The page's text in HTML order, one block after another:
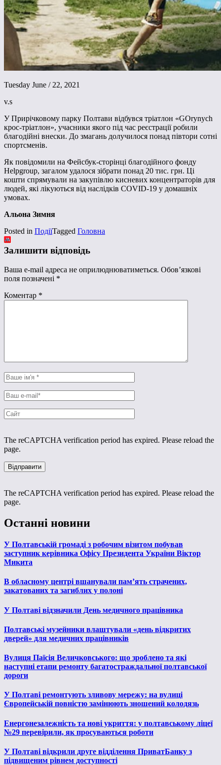
Tuesday June / 22, 2021
v.s
У Прирічковому парку Полтави відбувся тріатлон «GOrynych
крос-тріатлон», учасники якого під час реєстрації робили
благодійні внески. До змагань долучилося понад півтори сотні
спортсменів.
Як повідомили на Фейсбук-сторінці благодійного фонду
Helpgroup, загалом удалося зібрати понад 20 тис. грн. Ці
кошти спрямували на закупівлю кисневих концентраторів для
людей, які лікуються від наслідків COVID-19 у домашніх
умовах.
Альона Зимня
Posted in ПодіїTagged Головна
Залишити відповідь
Ваша e-mail адреса не оприлюднюватиметься. Обов’язкові
поля позначені *
Коментар *
The reCAPTCHA verification period has expired. Please reload the
page.
The reCAPTCHA verification period has expired. Please reload the
page.
Останні новини
У Полтавській громаді з робочим візитом побував
заступник керівника Офісу Президента України Віктор
Микита
В обласному центрі вшанували пам’ять страчених,
закатованих та загиблих у полоні
У Полтаві відзначили День медичного працівника
Полтавські музейники влаштували «день відкритих
дверей» для медичних працівників
Вулиця Паїсія Величковського: що зроблено та які
наступні етапи ремонту багатостраждальної полтавської
дороги
У Полтаві ремонтують зливову мережу: на вулиці
Європейській повністю замінюють зношений колодязь
Енергонезалежність та нові укриття: у полтавському ліцеї
№29 перевірили, як просуваються роботи
У Полтаві відкрили друге відділення ПриватБанку з
підвищеним рівнем доступності